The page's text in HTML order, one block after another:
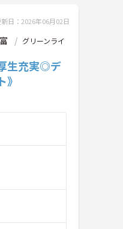
新日：2026年06月02日
グリーンライ
生充実◎デ